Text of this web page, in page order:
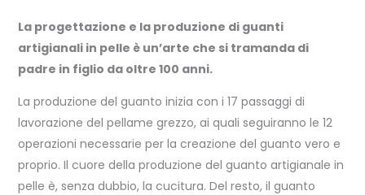
La progettazione e la produzione di guanti
artigianali in pelle è un’arte che si tramanda di
padre in figlio da oltre 100 anni.
La produzione del guanto inizia con i 17 passaggi di
lavorazione del pellame grezzo, ai quali seguiranno le 12
operazioni necessarie per la creazione del guanto vero e
proprio. Il cuore della produzione del guanto artigianale in
pelle è, senza dubbio, la cucitura. Del resto, il guanto